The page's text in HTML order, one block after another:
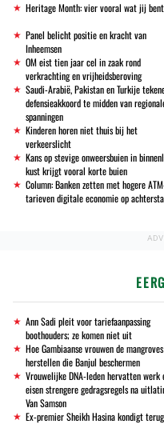
Heritage Month: vier vooral wat jij
Panel belicht positie en kracht van
Inheemsen
OM eist tien jaar cel in zaak rond
verkrachting en vrijheidsberoving
Saudi-Arabië, Pakistan en Turkije
defensieakkoord te midden van
spanningen
Kinderen horen niet thuis bij het
verkeerslicht
Kans op stevige onweersbuien in
kust krijgt vooral korte buien
Column: Banken zetten met hogere
tarieven digitale economie op
Ann Sadi pleit voor tariefaanpassing
boothouders; ze komen niet uit
Hoe Gambiaanse vrouwen de mangroves
herstellen die Banjul beschermen
Vrouwelijke DNA-leden hervatten werk
eisen strengere gedragsregels na
Van Samson
Ex-premier Sheikh Hasina kondigt